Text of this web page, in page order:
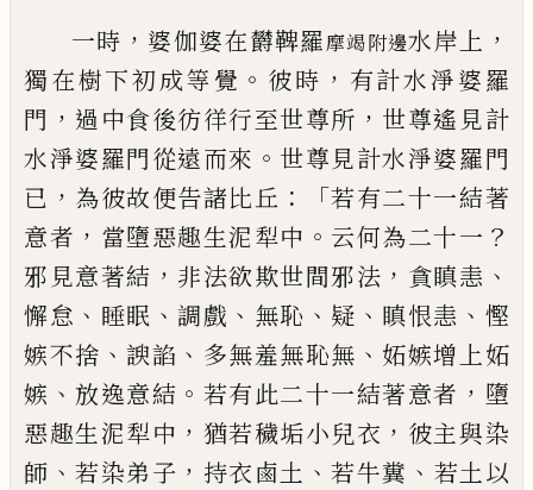
一時 ， 婆伽婆在欝鞞羅摩竭附邊水岸上 ，
獨在樹下初成等覺 。 彼時 ， 有計水淨婆羅
門 ， 過中食後彷徉行至世尊所 ， 世尊遙見計
水淨婆羅門從遠而來 。 世尊見計水淨婆羅門
已 ， 為彼故便告諸比丘 ：「若有二十一結著
意者 ， 當墮惡趣生泥犁中 。 云何為二十一 ？
邪 見意著結 ， 非法欲欺世間邪法 ， 貪瞋恚 、
懈怠 、 睡眠 、調戲 、 無恥 、 疑 、 瞋恨恚 、 慳
嫉不捨 、諛諂 、 多無羞無恥無 、 妬嫉增上妬
嫉 、放逸意結 。 若有此二十一結著意者 ， 墮
惡趣生泥犁中 ， 猶若穢垢小兒衣 ， 彼主與染
師 、若染弟子 ， 持衣鹵土 、若牛糞 、 若土以